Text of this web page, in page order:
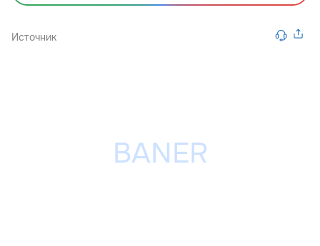
Источник